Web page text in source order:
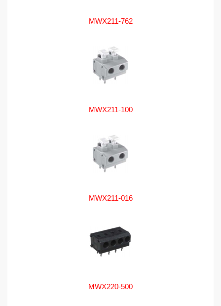
MWX211-762
MWX211-100
MWX211-016
MWX220-500